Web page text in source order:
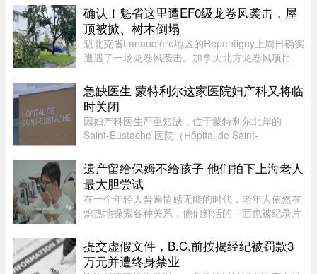
国际烟花节”（International des feux Loto-
Québec）本季最后一场活动 ...
确认！魁省这里遭EF0级龙卷风袭击，屋
顶被掀、树木倒塌
魁北克省Lanaudière地区的Repentigny上周日确实
遭遇了一场龙卷风袭击。加拿大北方龙卷风项目
认，当天形成的是一场EF0级龙卷风。报告指出，
这场龙卷风是在一个弱超级单体 ...
急缺医生 蒙特利尔这家医院妇产科又将临
时关闭
因妇产科医生严重短缺，位于蒙特利尔北岸的
Saint-Eustache 医院（Hôpital de Saint-
段暂停服务。此次暂停服务的时间为 8 月 14 日至
17 日，以及 8 月 21 日至 24 日 ...
遗产留给保姆不给孩子 他们拍下上海老人
最大胆尝试
在一个年轻人普遍情感无能的时代，老年人依然在
炽热地探索各种关系，他们鲜活的一面也被纪录片
配和情感纠纷片段，《前浪》系列在做的其实是激
发大众重新审视每个人都将 ...
提交虚假文件，B.C.前按揭经纪被罚款3
万元并遭终身禁业